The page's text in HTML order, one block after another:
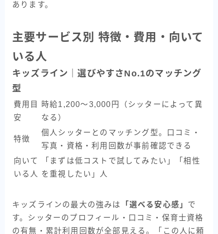
あります。
主要サービス別 特徴・費用・向いて
いる人
キッズライン｜選びやすさNo.1のマッチング
型
費用目
安
時給1,200〜3,000円（シッターによって異
なる）
特徴
個人シッターとのマッチング型。口コミ・
写真・資格・利用回数が事前確認できる
向いて
いる人
「まずは低コストで試してみたい」「相性
を重視したい」人
キッズラインの最大の強みは 「選べる安心感」 で
す。シッターのプロフィール・口コミ・保育士資格
の有無・累計利用回数が全部見える。「この人に頼